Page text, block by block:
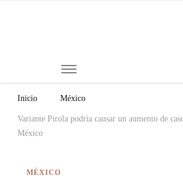
Inicio México
Variante Pirola podría causar un aumento de
México
MÉXICO